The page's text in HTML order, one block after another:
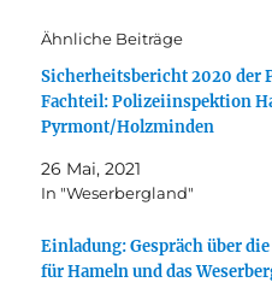
Ähnliche Beiträge
Sicherheitsbericht 2020
Fachteil: Polizeiinspektion
Pyrmont/Holzminden
26 Mai, 2021
In "Weserbergland"
Einladung: Gespräch über
für Hameln und das